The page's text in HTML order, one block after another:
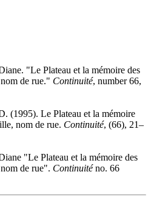
"Le Plateau et la mémoire des
de rue." Continuité, number 66,
(1995). Le Plateau et la mémoire
nom de rue. Continuité, (66), 21–
"Le Plateau et la mémoire des
de rue". Continuiténo. 66